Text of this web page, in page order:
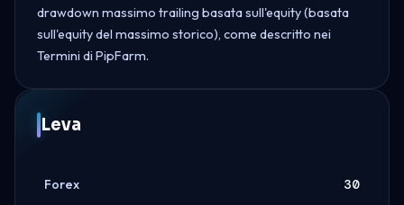
drawdown massimo trailing basata sull'equity (basata
sull'equity del massimo storico), come descritto nei
Termini di PipFarm.
Leva
Forex 30